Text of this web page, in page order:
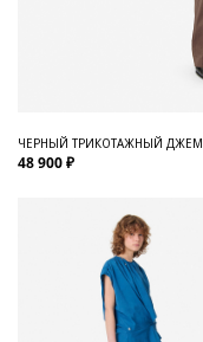
ЧЕРНЫЙ ТРИКОТАЖНЫЙ
48 900 ₽